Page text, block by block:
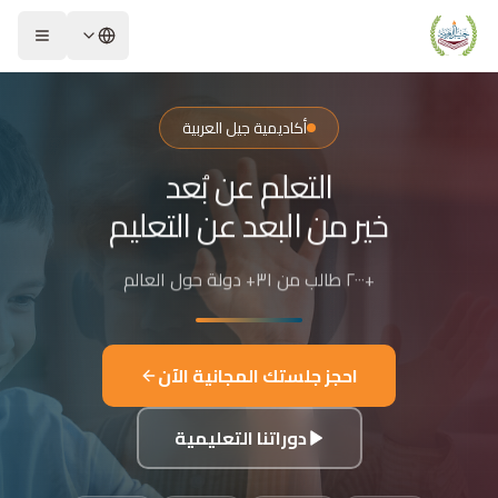
أكاديمية جيل العربية – Jeel Alarabiya Academy
أكاديمية جيل العربية هي منصة تعليمية عبر الإنترنت تأسست عام 2023، متخصصة في تعليم اللغة العربية وتجويد القرآن الكريم والتربية الإسلامية والعلوم للأطفال والبالغين من مختلف أنحاء العالم.
ما الذي تقدمه الأكاديمية؟
تعليم اللغة العربية للناطقين بها وغير الناطقين بها
تجويد وحفظ القرآن الكريم مع إجازات معتمدة
الدراسات الإسلامية والتربية الدينية
اللغة الإنجليزية والفرنسية
البرمجة وعلم الفلك والفنون
تفاصيل الدراسة
الفئات العمرية المستهدفة: من 4 سنوات حتى البالغين
شكل التعليم: مجموعات صغيرة 3-5 طلاب، أو حصص فردية
اللغات المستخدمة في التدريس: العربية، التركية، الإنجليزية، الفرنسية
الشريحة 2 من 4: التعلم عن بُعد خير من البعد عن التعليم
أكاديمية جيل العربية
التعلم عن بُعد
خير من البعد عن التعليم
+٢٠٠٠ طالب من ٣١+ دولة حول العالم
احجز جلستك المجانية الآن
دوراتنا التعليمية